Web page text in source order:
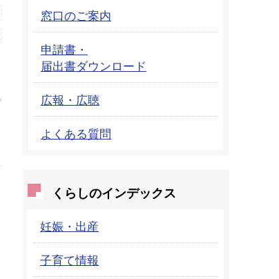
窓口のご案内
申請書・
届出書ダウンロード
広報・広聴
よくある質問
くらしのインデックス
妊娠・出産
子育て情報